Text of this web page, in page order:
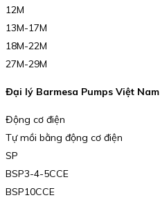
12M
13M-17M
18M-22M
27M-29M
Đại lý Barmesa Pumps Việt Nam
Động cơ điện
Tự mồi bằng động cơ điện
SP
BSP3-4-5CCE
BSP10CCE